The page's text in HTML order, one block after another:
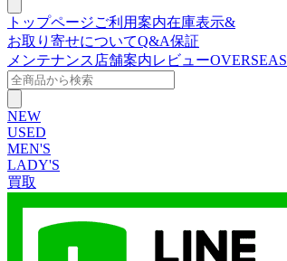
トップページご利用案内在庫表示&
お取り寄せについてQ&A保証
メンテナンス 店舗案内レビューOVERSEAS
NEW
USED
MEN'S
LADY'S
買取